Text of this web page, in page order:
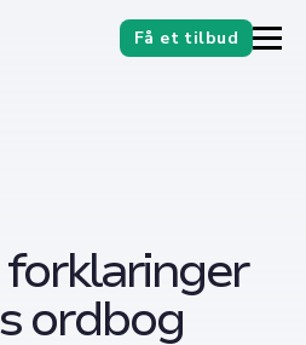
Få et tilbud
ordbog